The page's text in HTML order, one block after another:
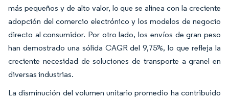
más pequeños y de alto valor, lo que se alinea con la creciente
adopción del comercio electrónico y los modelos de negocio
directo al consumidor. Por otro lado, los envíos de gran peso
han demostrado una sólida CAGR del 9,75%, lo que refleja la
creciente necesidad de soluciones de transporte a granel en
diversas industrias.
La disminución del volumen unitario promedio ha contribuido